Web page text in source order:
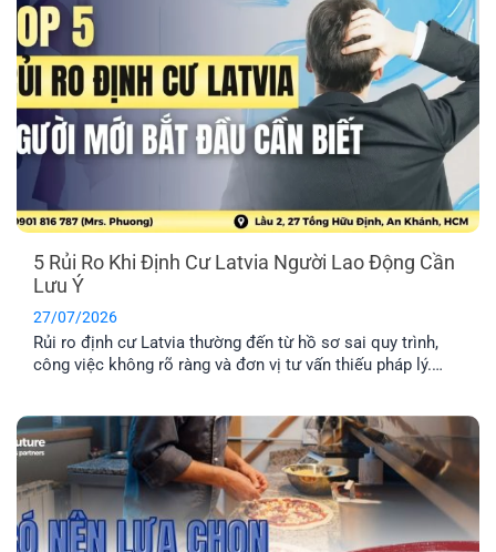
5 Rủi Ro Khi Định Cư Latvia Người Lao Động Cần
Lưu Ý
27/07/2026
Rủi ro định cư Latvia thường đến từ hồ sơ sai quy trình,
công việc không rõ ràng và đơn vị tư vấn thiếu pháp lý.